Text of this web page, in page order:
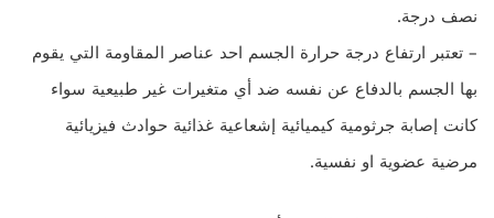
نصف درجة.
– تعتبر ارتفاع درجة حرارة الجسم احد عناصر المقاومة التي يقوم
بها الجسم بالدفاع عن نفسه ضد أي متغيرات غير طبيعية سواء
كانت إصابة جرثومية كيميائية إشعاعية غذائية حوادث فيزيائية
مرضية عضوية او نفسية.